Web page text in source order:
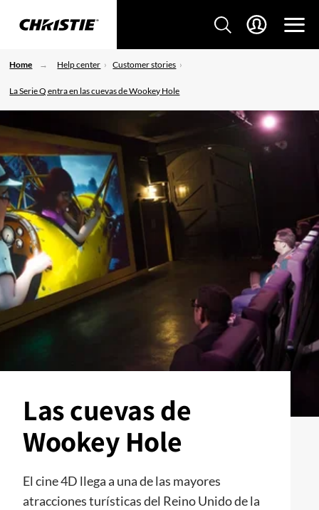
Home Help center Customer stories
La Serie Q entra en las cuevas de Wookey Hole
Las cuevas de
Wookey Hole
El cine 4D llega a una de las mayores
atracciones turísticas del Reino Unido de la